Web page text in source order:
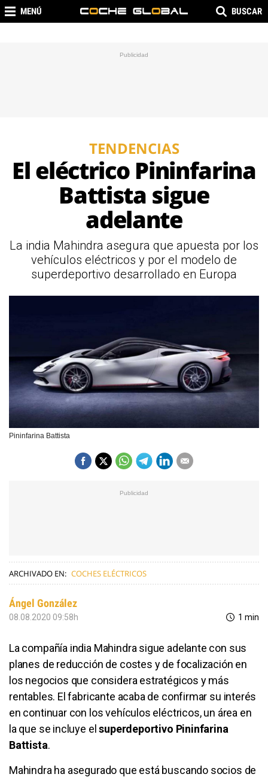
MENÚ BUSCAR
TENDENCIAS
El eléctrico Pininfarina
Battista sigue
adelante
La india Mahindra asegura que apuesta por los
vehículos eléctricos y por el modelo de
superdeportivo desarrollado en Europa
Pininfarina Battista
ARCHIVADO EN: COCHES ELÉCTRICOS
Ángel González
08.08.2020 09:58h 1 min
La compañía india Mahindra sigue adelante con sus
planes de reducción de costes y de focalización en
los negocios que considera estratégicos y más
rentables. El fabricante acaba de confirmar su interés
en continuar con los vehículos eléctricos, un área en
la que se incluye elsuperdeportivo Pininfarina
Battista.
Mahindra ha asegurado que está buscando socios de